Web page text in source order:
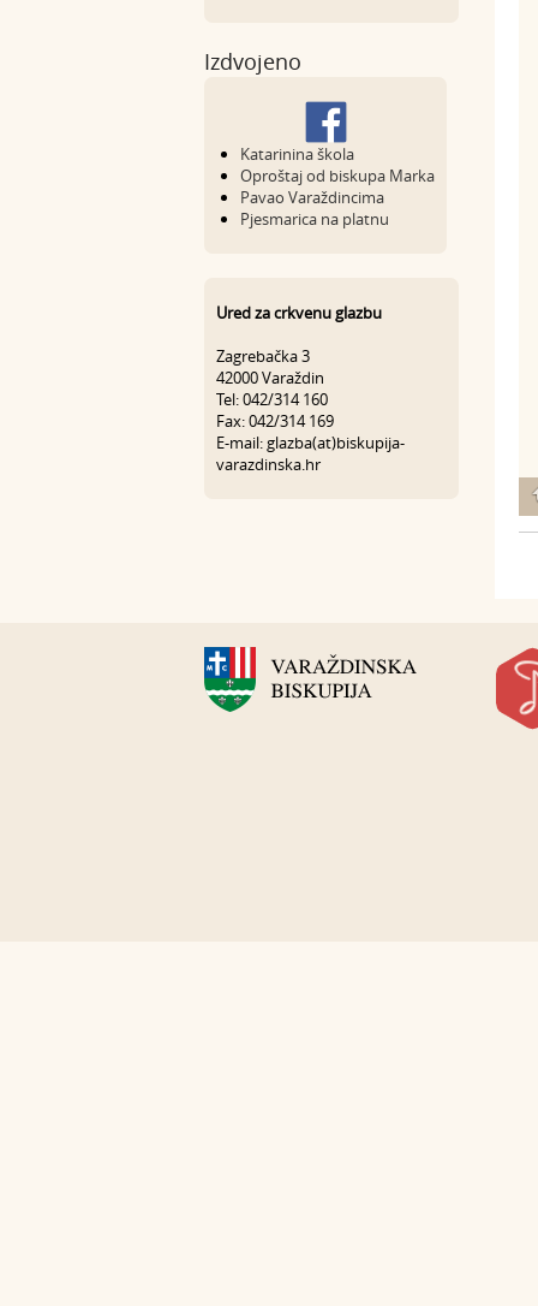
Izdvojeno
Katarinina škola
Oproštaj od biskupa Marka
Pavao Varaždincima
Pjesmarica na platnu
Ured za crkvenu glazbu
Zagrebačka 3
42000 Varaždin
Tel: 042/314 160
Fax: 042/314 169
E-mail: glazba(at)biskupija-
varazdinska.hr